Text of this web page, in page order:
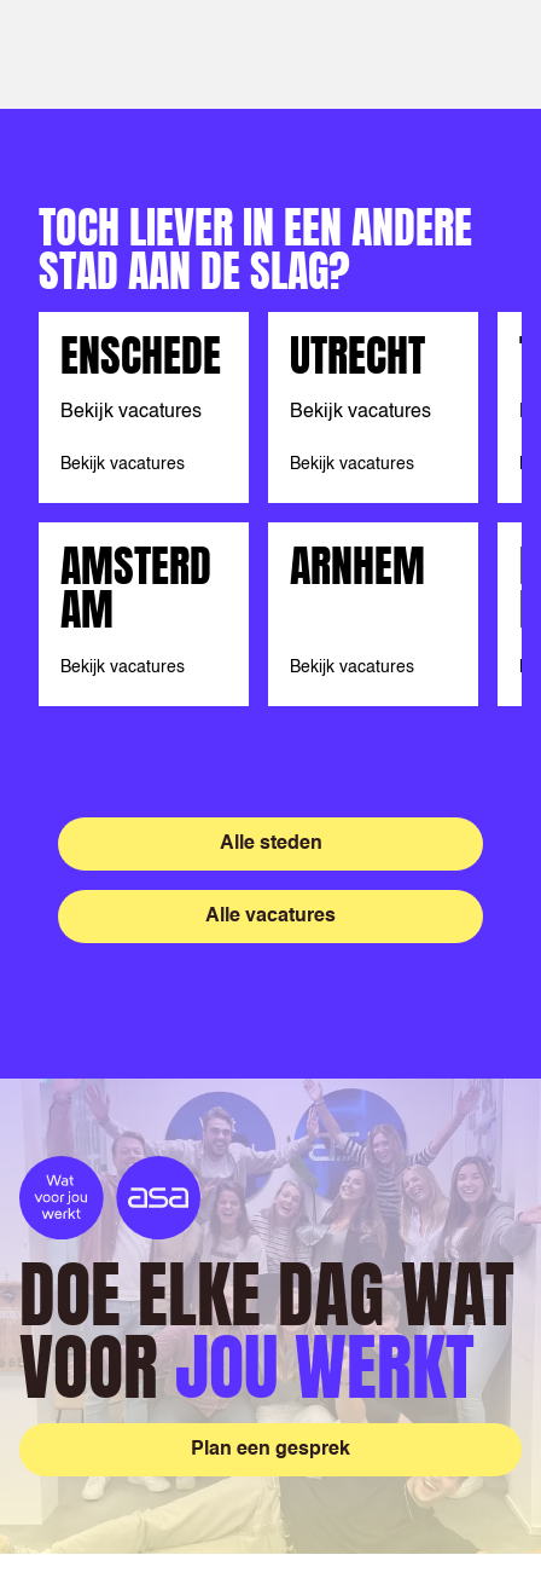
TOCH LIEVER IN EEN ANDERE
STAD AAN DE SLAG?
ENSCHEDE
Bekijk vacatures
Bekijk vacatures
UTRECHT
Bekijk vacatures
Bekijk vacatures
AMSTERD
AM
Bekijk vacatures
ARNHEM
Bekijk vacatures
Alle steden
Alle vacatures
DOE ELKE DAG WAT
VOORJOU WERKT
Plan een gesprek